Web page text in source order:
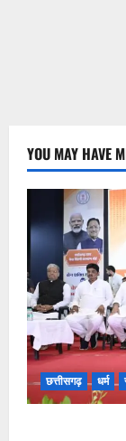
YOU MAY HAVE
छत्तीसगढ़ धर्म